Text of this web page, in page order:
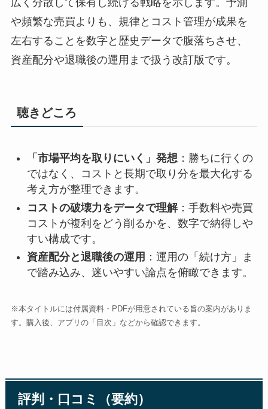
や頻繁な売買よりも、規律とコスト管理が成果を
左右することを数字と歴史データで腹落ちさせ、
資産配分や退職後の運用まで扱う改訂版です。
聴きどころ
「市場平均を取りにいく」発想：勝ちに行くの
ではなく、コストと長期で取り分を最大化する
考え方が整理できます。
コストの破壊力をデータで理解：手数料や売買
コストが複利をどう削るかを、数字で納得しや
すい構成です。
資産配分と退職後の運用 ：運用の「続け方」ま
で踏み込み、迷いやすい論点を俯瞰できます。
※本タイトルには付属資料・PDFが用意されている旨の案内がありま
す。購入後、アプリの「目次」などから確認できます。
評判・口コミ（要約）